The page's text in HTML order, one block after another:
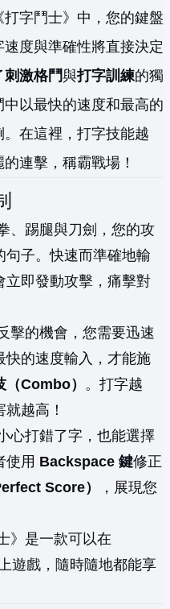
字鬥士》中，您的鍵盤
度與準確性將直接決定
刺激格鬥與打字訓練的獨
以最快的速度和最高的
在這裡，打字技能越
連擊，稱霸戰場！
、踢腿與刀劍，您的攻
句子。快速而準確地輸
立即發動攻擊，痛擊對
擊的機會，您需要迅速
快的速度輸入，才能施
（Combo） 。打字越
越高！
心打錯了字，也能選擇
使用 Backspace 鍵修正
Score）
，展現您
》是一款可以在
遊戲，隨時隨地都能享